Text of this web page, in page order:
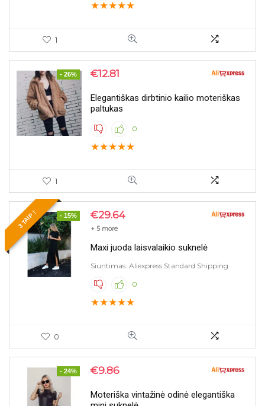
★★★★★
1
- 26% €12.81
Elegantiškas dirbtinio kailio moteriškas
paltukas
0
★★★★★
1
3 TAIP ! - 15% €29.64
+ 5 more
Maxi juoda laisvalaikio suknelė
Siuntimas: Aliexpress Standard Shipping
0
★★★★★
0
- 24% €9.86
Moteriška vintažinė odinė elegantiška